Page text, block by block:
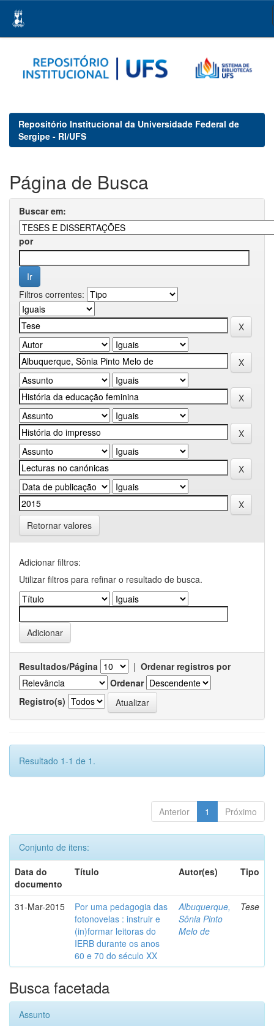
navigation
Repositório Institucional da Universidade Federal de
Sergipe - RI/UFS
Página de Busca
Buscar em:
por
Filtros correntes:
Retornar valores
Adicionar filtros:
Utilizar filtros para refinar o resultado de busca.
Resultados/Página | Ordenar registros por
Ordenar
Registro(s)
Resultado 1-1 de 1.
Anterior 1 Próximo
Conjunto de itens:
Data do
documento
Título Autor(es) Tipo
31-Mar-2015
Por uma pedagogia das
fotonovelas : instruir e
(in)formar leitoras do
IERB durante os anos
60 e 70 do século XX
Albuquerque,
Sônia Pinto
Melo de
Tese
Busca facetada
Assunto